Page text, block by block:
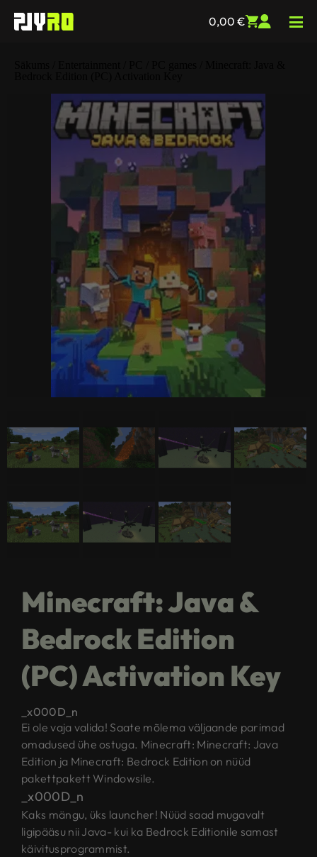
0,00 €
Minecraft: Java &
Bedrock Edition
(PC) Activation Key
_x000D_n
Ei ole vaja valida! Saate mõlema väljaande parimad
omadused ühe ostuga. Minecraft: Minecraft: Java
Edition ja Minecraft: Bedrock Edition on nüüd
pakettpakett Windowsile.
_x000D_n
Kaks mängu, üks launcher! Nüüd saad mugavalt
ligipääsu nii Java- kui ka Bedrock Editionile samast
käivitusprogrammist.